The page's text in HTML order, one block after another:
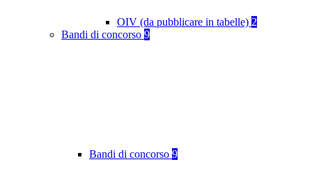
OIV (da pubblicare in tabelle) 2
Bandi di concorso 9
Bandi di concorso 9